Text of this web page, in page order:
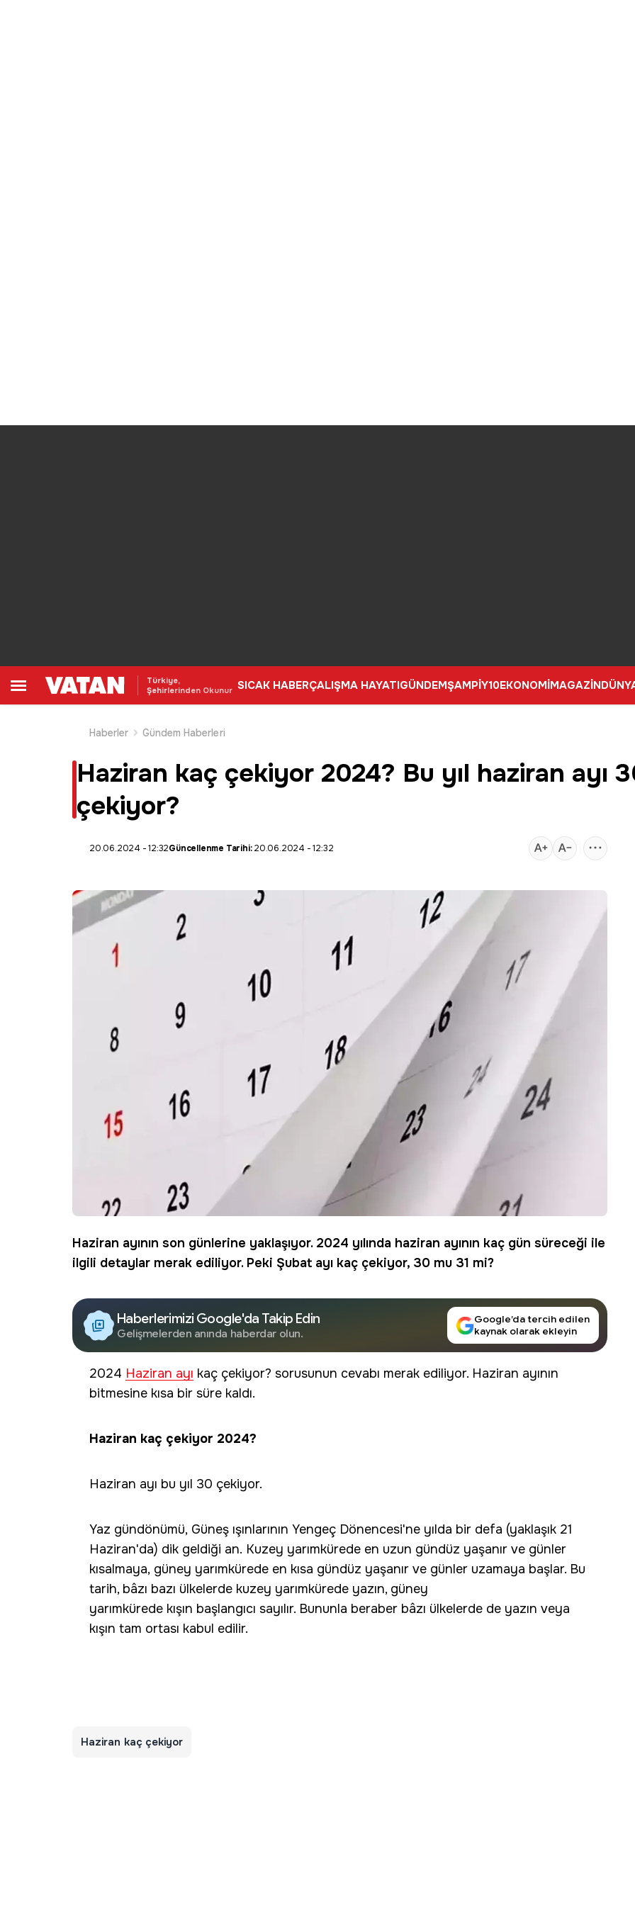
Türkiye,
Şehirlerinden Okunur SICAK HABERÇALIŞMA HAYATIGÜNDEMŞAMPİY10EKONOMİMAGAZİN
Haberler
Gündem Haberleri
Haziran kaç çekiyor 2024? Bu yıl haziran ayı
çekiyor?
20.06.2024 - 12:32Güncellenme Tarihi:20.06.2024 - 12:32
Haziran ayının son günlerine yaklaşıyor. 2024 yılında haziran ayının kaç gün süreceği ile
ilgili detaylar merak ediliyor. Peki Şubat ayı kaç çekiyor, 30 mu 31 mi?
Haberlerimizi Google'da Takip Edin
Gelişmelerden anında haberdar olun.
Google’da tercih edilen
kaynak olarak ekleyin
2024 Haziran ayı kaç çekiyor? sorusunun cevabı merak ediliyor. Haziran ayının
bitmesine kısa bir süre kaldı.
Haziran kaç çekiyor 2024?
Haziran ayı bu yıl 30 çekiyor.
Yaz gündönümü, Güneş ışınlarının Yengeç Dönencesi'ne yılda bir defa (yaklaşık 21
Haziran'da) dik geldiği an. Kuzey yarımkürede en uzun gündüz yaşanır ve günler
kısalmaya, güney yarımkürede en kısa gündüz yaşanır ve günler uzamaya başlar. Bu
tarih, bâzı bazı ülkelerde kuzey yarımkürede yazın, güney
yarımkürede kışın başlangıcı sayılır. Bununla beraber bâzı ülkelerde de yazın veya
kışın tam ortası kabul edilir.
Haziran kaç çekiyor